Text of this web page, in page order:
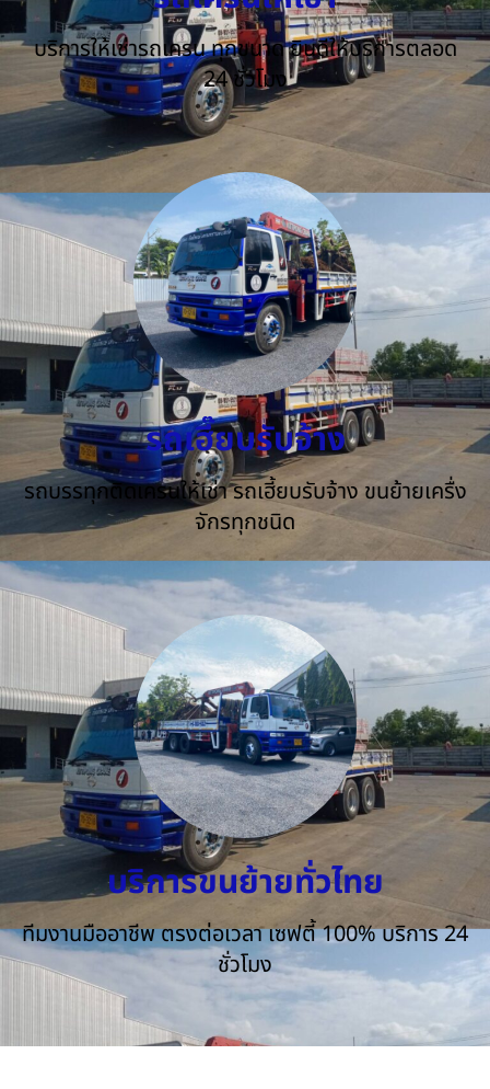
บริการให้เช่ารถเครน ทุกขนาด ยินดีให้บริการตลอด
24 ชั่วโมง
รถเฮี๊ยบรับจ้าง
รถบรรทุกติดเครนให้เช่า รถเฮี้ยบรับจ้าง ขนย้ายเครื่ง
จักรทุกชนิด
บริการขนย้ายทั่วไทย
ทีมงานมืออาชีพ ตรงต่อเวลา เซฟตี้ 100% บริการ 24
ชั่วโมง